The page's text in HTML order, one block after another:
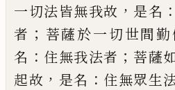
一切法皆無我故 ， 是名 ：
者 ； 菩薩於一切世間
名 ： 住無我法者 ； 菩薩
起故 ， 是名 ： 住無眾生